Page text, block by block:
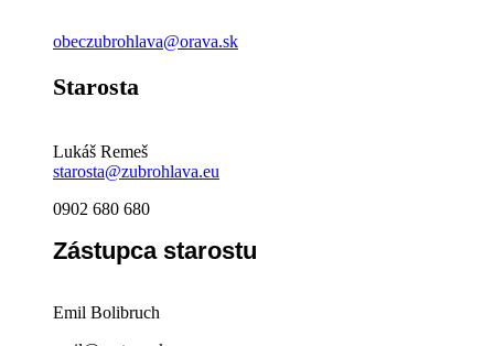
obeczubrohlava@orava.sk
Starosta
Lukáš Remeš
starosta@zubrohlava.eu
0902 680 680
Zástupca starostu
Emil Bolibruch